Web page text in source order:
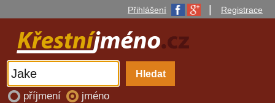
Přihlášení Registrace
příjmení jméno